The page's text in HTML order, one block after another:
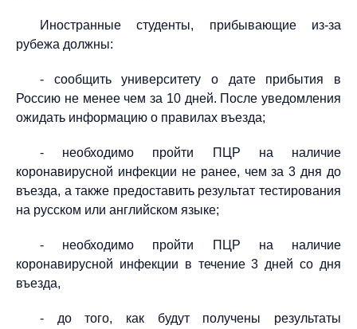
Иностранные студенты, прибывающие из-за
рубежа должны:
- сообщить университету о дате прибытия в
Россию не менее чем за 10 дней. После уведомления
ожидать информацию о правилах въезда;
- необходимо пройти ПЦР на наличие
коронавирусной инфекции не ранее, чем за 3 дня до
въезда, а также предоставить результат тестирования
на русском или английском языке;
- необходимо пройти ПЦР на наличие
коронавирусной инфекции в течение 3 дней со дня
въезда,
- до того, как будут получены результаты